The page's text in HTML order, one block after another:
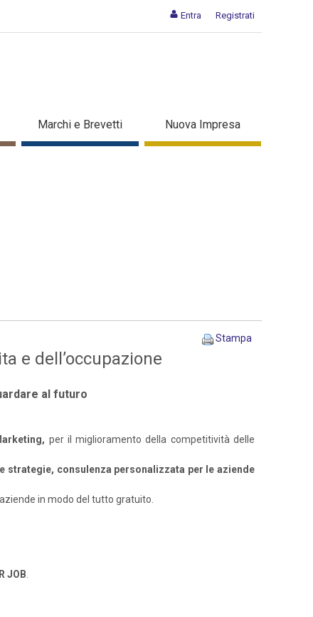
Entra Registrati
Marchi e Brevetti Nuova Impresa
Stampa
e dell’occupazione
al futuro
per il miglioramento della competitività delle
consulenza personalizzata per le aziende
in modo del tutto gratuito.
JOB.